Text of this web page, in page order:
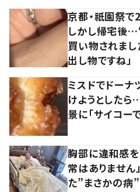
京都・祇園祭
しかし帰宅後
買い物されまし
出し物ですね」
ミスドでドーナ
けようとした
景に「サイコー
胸部に違和感
常はありませ
た”まさかの病